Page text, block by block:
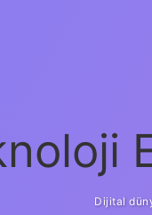
Dijital